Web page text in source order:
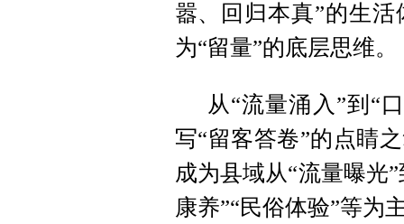
嚣、回归本真”的生
为“留量”的底层思维。
从“流量涌入”到“
写“留客答卷”的点睛
成为县域从“流量曝光
康养”“民俗体验”等为